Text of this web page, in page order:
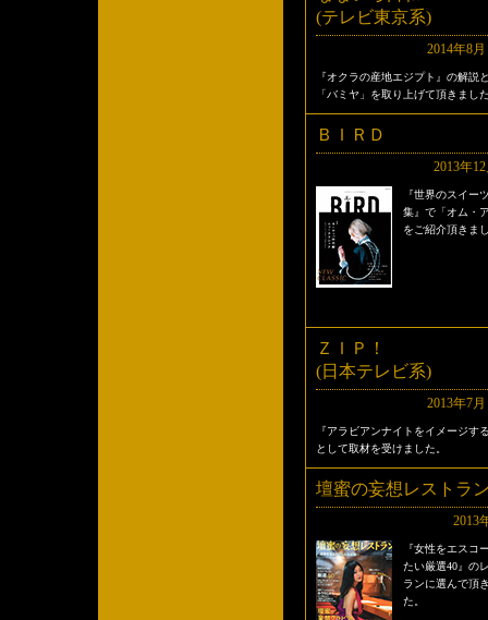
(テレビ東京系)
2014年8
『オクラの産地エジプト』の解説
「バミヤ」を取り上げて頂きまし
ＢＩＲＤ
2013年
『世界のスイー
集』で「オム・
をご紹介頂きま
ＺＩＰ！
(日本テレビ系)
2013年7
『アラビアンナイトをイメージす
として取材を受けました。
壇蜜の妄想レストラ
2013
『女性をエスコ
たい厳選40』の
ランに選んで頂
た。